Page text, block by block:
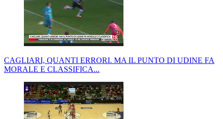
CAGLIARI, QUANTI ERRORI. MA IL PUNTO DI UDINE FA
MORALE E CLASSIFICA...